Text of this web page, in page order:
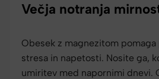
Večja notranja
Obesek z magnezitom
stresa in napetosti. Nosite ga,
umiritev med napornimi dnevi.